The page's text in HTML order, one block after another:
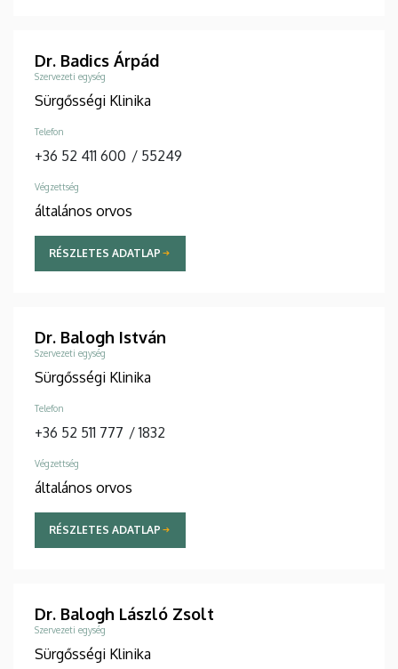
Dr. Badics Árpád
Szervezeti egység
Sürgősségi Klinika
Telefon
+36 52 411 600 / 55249
Végzettség
általános orvos
RÉSZLETES ADATLAP
Dr. Balogh István
Szervezeti egység
Sürgősségi Klinika
Telefon
+36 52 511 777 / 1832
Végzettség
általános orvos
RÉSZLETES ADATLAP
Dr. Balogh László Zsolt
Szervezeti egység
Sürgősségi Klinika